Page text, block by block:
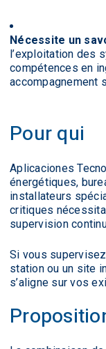
Nécessite un
l’exploitation des
compétences en
accompagnement
Pour qui
Aplicaciones
énergétiques,
installateurs
critiques
supervision
Si vous
station ou un site
s’aligne sur vos